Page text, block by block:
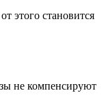
этого становится
не компенсируют